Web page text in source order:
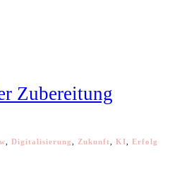
Zubereitung
Digitalisierung Zukunft KI Erfolg